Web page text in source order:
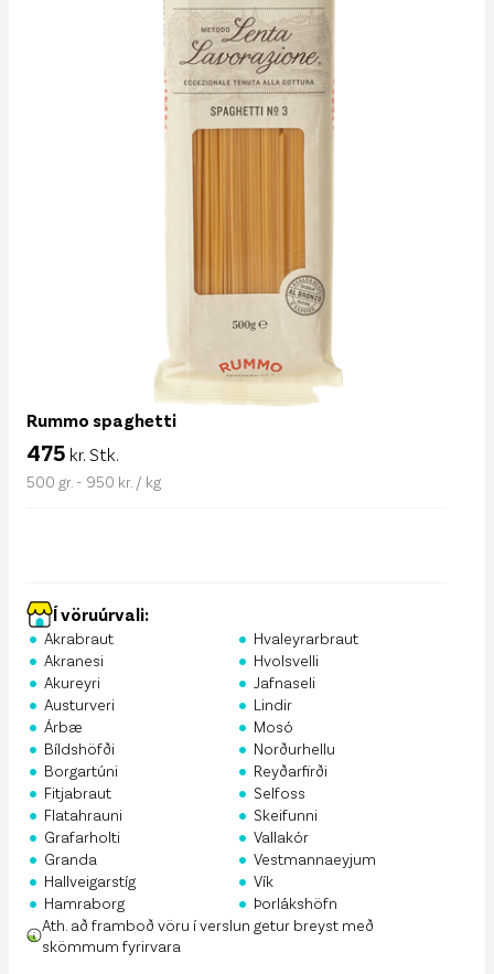
Rummo spaghetti
475 kr. Stk.
500 gr. - 950 kr. / kg
Í vöruúrvali:
• Akrabraut
• Akranesi
• Akureyri
• Austurveri
• Árbæ
• Bíldshöfði
• Borgartúni
• Fitjabraut
• Flatahrauni
• Grafarholti
• Granda
• Hallveigarstíg
• Hamraborg
• Hvaleyrarbraut
• Hvolsvelli
• Jafnaseli
• Lindir
• Mosó
• Norðurhellu
• Reyðarfirði
• Selfoss
• Skeifunni
• Vallakór
• Vestmannaeyjum
• Vík
• Þorlákshöfn
Ath. að framboð vöru í verslun getur breyst með
skömmum fyrirvara